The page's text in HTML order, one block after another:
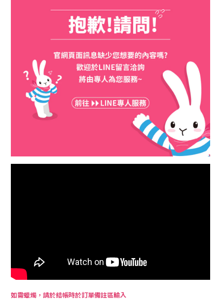
如需蠟燭，請於結帳時於訂單備註區輸入